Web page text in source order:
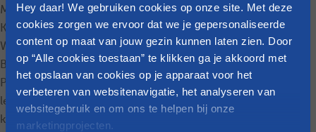
Hey daar! We gebruiken cookies op onze site. Met deze
cookies zorgen we ervoor dat we je gepersonaliseerde
content op maat van jouw gezin kunnen laten zien. Door
op “Alle cookies toestaan” te klikken ga je akkoord met
het opslaan van cookies op je apparaat voor het
verbeteren van websitenavigatie, het analyseren van
websitegebruik en om ons te helpen bij onze
marketingprojecten.
Markt, Manneken Pis, het
Koninklijk Paleis, de
Wetstraat, het
Beenhouwerstraatje …
Perfect voor een leuke en
leerzame dag met de
kinderen!